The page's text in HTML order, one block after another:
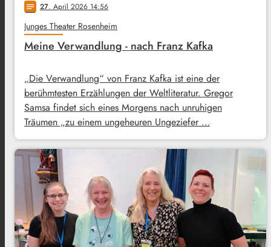
notes 27. April 2026 14:56
Junges Theater Rosenheim
Meine Verwandlung - nach Franz Kafka
„Die Verwandlung“ von Franz Kafka ist eine der
berühmtesten Erzählungen der Weltliteratur. Gregor
Samsa findet sich eines Morgens nach unruhigen
Träumen „zu einem ungeheuren Ungeziefer …